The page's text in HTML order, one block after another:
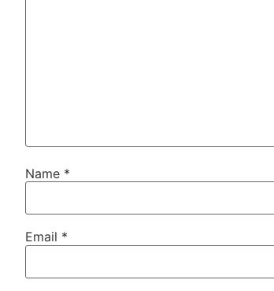
Name *
Email *